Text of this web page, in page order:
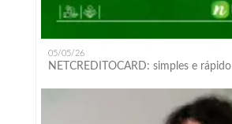
05/05/26
NETCREDITOCARD: simples e rápido